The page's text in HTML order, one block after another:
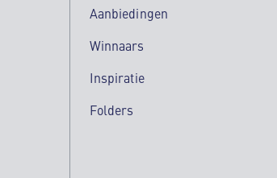
Aanbiedingen
Winnaars
Inspiratie
Folders